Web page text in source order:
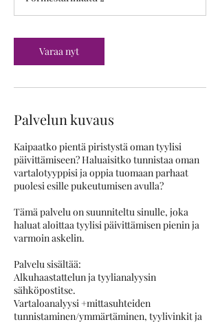
m
n
Varaa nyt
Palvelun kuvaus
Kaipaatko pientä piristystä oman tyylisi
päivittämiseen? Haluaisitko tunnistaa oman
vartalotyyppisi ja oppia tuomaan parhaat
puolesi esille pukeutumisen avulla?
Tämä palvelu on suunniteltu sinulle, joka
haluat aloittaa tyylisi päivittämisen pienin ja
varmoin askelin.
Palvelu sisältää:
Alkuhaastattelun ja tyylianalyysin
sähköpostitse.
Vartaloanalyysi +mittasuhteiden
tunnistaminen/ymmärtäminen, tyylivinkit ja